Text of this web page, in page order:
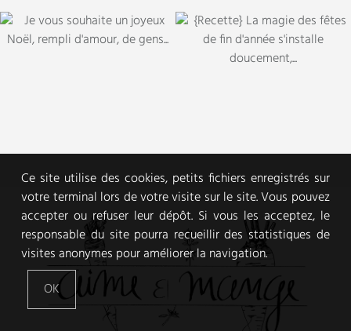
Ce site utilise des cookies, petits fichiers enregistrés sur
votre terminal lors de votre visite sur le site. Vous pouvez
accepter ou refuser leur dépôt. Si vous les acceptez, le
responsable du site pourra recueillir des statistiques de
visites anonymes pour améliorer la navigation.
OK